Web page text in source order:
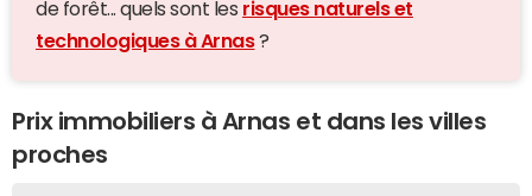
de forêt... quels sont les risques naturels et
technologiques à Arnas?
Prix immobiliers à Arnas et dans les villes
proches